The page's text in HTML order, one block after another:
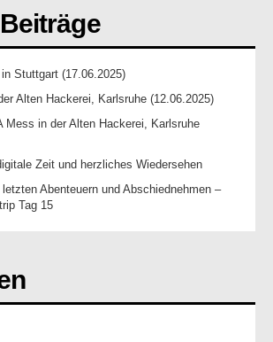
Stuttgart (17.06.2025)
Alten Hackerei, Karlsruhe (12.06.2025)
Mess in der Alten Hackerei, Karlsruhe
Zeit und herzliches Wiedersehen
Abenteuern und Abschiednehmen –
Tag 15